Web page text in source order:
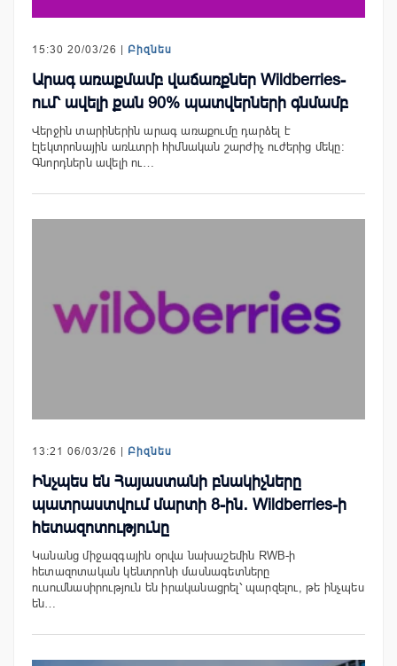
15:30 20/03/26 | Բիզնես
Արագ առաքմամբ վաճառքներ Wildberries-
ում՝ ավելի քան 90% պատվերների գնմամբ
Վերջին տարիներին արագ առաքումը դարձել է
էլեկտրոնային առևտրի հիմնական շարժիչ ուժերից մեկը։
Գնորդներն ավելի ու…
13:21 06/03/26 | Բիզնես
Ինչպես են Հայաստանի բնակիչները
պատրաստվում մարտի 8-ին․ Wildberries-ի
հետազոտությունը
Կանանց միջազգային օրվա նախաշեմին RWB-ի
հետազոտական կենտրոնի մասնագետները
ուսումնասիրություն են իրականացրել՝ պարզելու, թե ինչպես
են…